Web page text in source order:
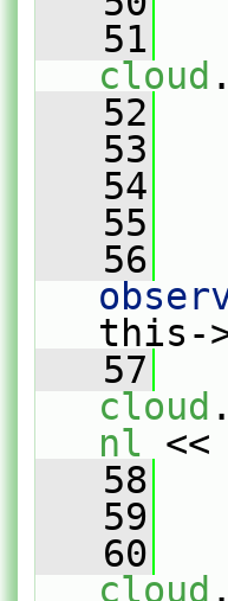
   51
cloud
   52
   53
   54
   55
   56
this-
   57
cloud
nl
   58
   59
   60
cloud